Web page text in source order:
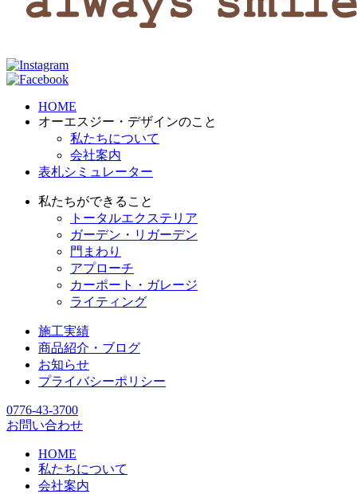
HOME
オーエスジー・デザインのこと
私たちについて
会社案内
表札シミュレーター
私たちができること
トータルエクステリア
ガーデン・リガーデン
門まわり
アプローチ
カーポート・ガレージ
ライティング
施工実績
商品紹介・ブログ
お知らせ
プライバシーポリシー
0776-43-3700
お問い合わせ
HOME
私たちについて
会社案内